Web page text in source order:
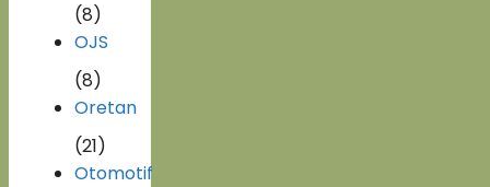
(8)
OJS
(8)
Oretan
(21)
Otomotif